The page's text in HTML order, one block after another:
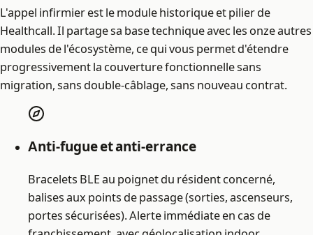
L'appel infirmier est le module historique et pilier de
Healthcall. Il partage sa base technique avec les onze autres
modules de l'écosystème, ce qui vous permet d'étendre
progressivement la couverture fonctionnelle sans
migration, sans double-câblage, sans nouveau contrat.
Anti-fugue et anti-errance
Bracelets BLE au poignet du résident concerné,
balises aux points de passage (sorties, ascenseurs,
portes sécurisées). Alerte immédiate en cas de